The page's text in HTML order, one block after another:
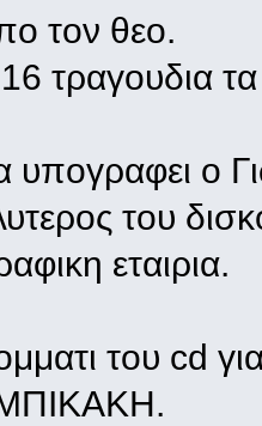
τον θεο.
τραγουδια
υπογραφει ο
του
εταιρια.
του cd